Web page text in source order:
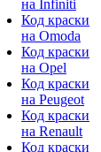
на Infiniti
Код краски
на Omoda
Код краски
на Opel
Код краски
на Peugeot
Код краски
на Renault
Код краски